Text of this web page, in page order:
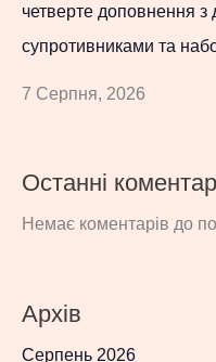
четверте доповнення з
супротивниками та
7 Серпня, 2026
Останні
Немає коментарів до
Архів
Серпень 2026